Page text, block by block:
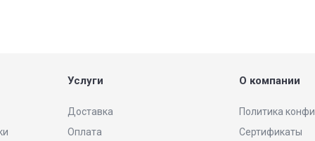
Услуги
Доставка
Оплата
О компании
Политика
Сертификаты